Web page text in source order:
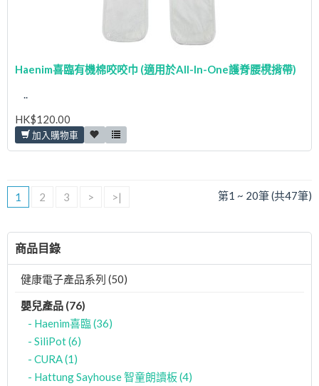
Haenim喜臨有機棉咬咬巾 (適用於All-In-One護脊腰櫈揹帶)
..
HK$120.00
加入購物車
1 2 3 > >| 第1 ~ 20筆 (共47筆)
商品目錄
健康電子產品系列 (50)
嬰兒產品 (76)
- Haenim喜臨 (36)
- SiliPot (6)
- CURA (1)
- Hattung Sayhouse 智童朗讀板 (4)